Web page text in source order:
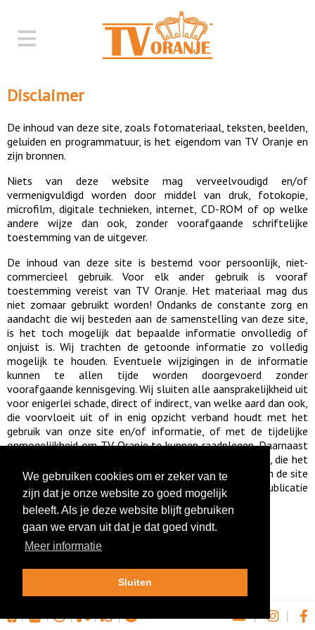
Disclaimer
De inhoud van deze site, zoals fotomateriaal, teksten, beelden,
geluiden en programmatuur, is het eigendom van TV Oranje en
zijn bronnen.
Niets van deze website mag verveelvoudigd en/of
vermenigvuldigd worden door middel van druk, fotokopie,
microfilm, digitale technieken, internet, CD-ROM of op welke
andere wijze dan ook, zonder voorafgaande schriftelijke
toestemming van de uitgever.
De inhoud van deze site is bestemd voor persoonlijk, niet-
commercieel gebruik. Voor elk ander gebruik is vooraf
toestemming vereist van TV Oranje. Het materiaal mag dus
niet zomaar gebruikt worden! Ondanks de constante zorg en
aandacht die wij besteden aan de samenstelling van deze site,
is het toch mogelijk dat bepaalde informatie onvolledig of
onjuist is. Wij trachten de getoonde informatie zo volledig
mogelijk te houden. Eventuele wijzigingen in de informatie
kunnen te allen tijde worden doorgevoerd zonder
voorafgaande kennisgeving. Wij sluiten alle aansprakelijkheid uit
voor enigerlei schade, direct of indirect, van welke aard dan ook,
die voorvloeit uit of in enig opzicht verband houdt met het
gebruik van onze site en/of informatie, of met de tijdelijke
onmogelijkheid om TV Oranje te kunnen raadplegen. Daarnaast
zijn wij niet aansprakelijk voor schade, direct of indirect, die het
gevolg is van gebruik van informatie die door middel van de site
verkregen is. Toestemming verkrijgen voor (her-)publicatie
onderwerpen TV Oranje:info@tvoranje.nl
| | | | | | |
We gebruiken cookies om er zeker van te
zijn dat je onze website zo goed mogelijk
beleeft. Als je deze website blijft gebruiken
gaan we ervan uit dat je dat goed vindt.
Meer informatie
Sluiten